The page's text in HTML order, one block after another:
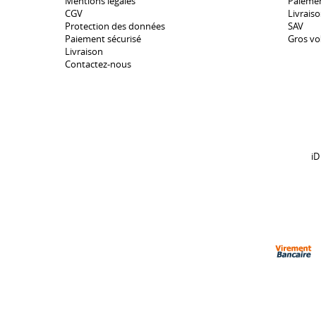
CGV
Protection des données
Paiement sécurisé
Livraison
Contactez-nous
SAV
Gros